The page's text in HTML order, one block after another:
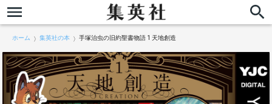
ホーム 集英社の本 手塚治虫の旧約聖書物語 1 天地創造